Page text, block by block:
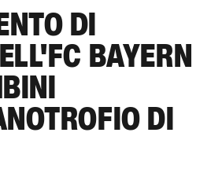
DI
BAYERN
DI